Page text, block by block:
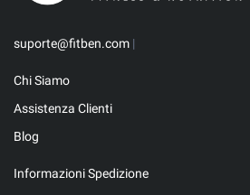
suporte@fitben.com |
Chi Siamo
Assistenza Clienti
Blog
Informazioni Spedizione